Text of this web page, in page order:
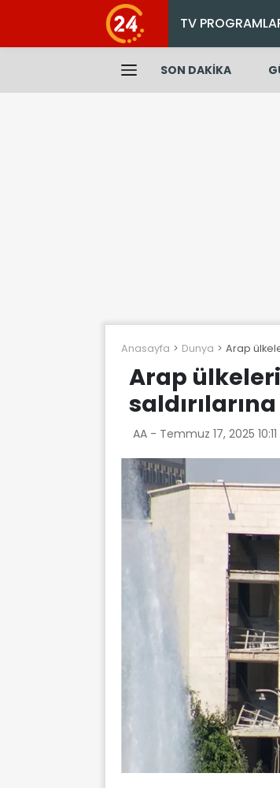
TV
SON DAKİKA
Anasayfa Dunya Arap
Arap
AA - Temmuz 17, 2025 10:11